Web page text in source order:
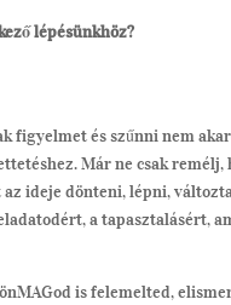
lépésünkhöz?
figyelmet és szűnni nem
Már ne csak remélj,
az ideje dönteni, lépni,
a tapasztalásért,
is felemelted,